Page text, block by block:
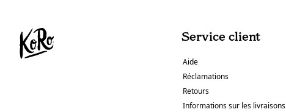
Service client
Aide
Réclamations
Retours
Informations sur les livraisons